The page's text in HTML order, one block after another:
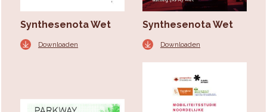
Synthesenota Wet
Downloaden
Synthesenota Wet
Downloaden